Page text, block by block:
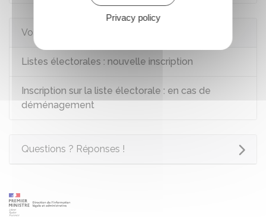
Voir aussi
Listes électorales : nouvelle inscription
Inscription sur la liste électorale : en cas de
déménagement
Questions ? Réponses !
Privacy policy